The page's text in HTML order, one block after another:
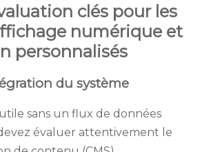
clés pour les
numérique et
personnalisés
du système
sans un flux de données
évaluer attentivement le